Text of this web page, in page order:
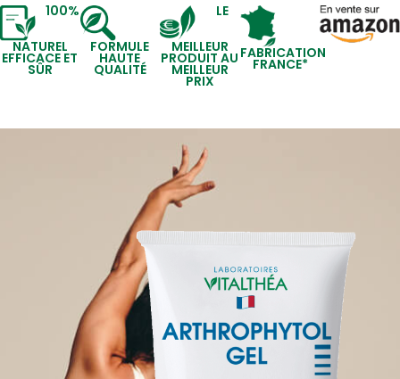
100%
NATUREL
EFFICACE ET
SÛR
FORMULE
HAUTE
QUALITÉ
LE
MEILLEUR
PRODUIT AU
MEILLEUR
PRIX
FABRICATION
FRANCE*